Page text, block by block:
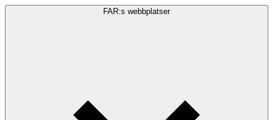
FAR:s webbplatser